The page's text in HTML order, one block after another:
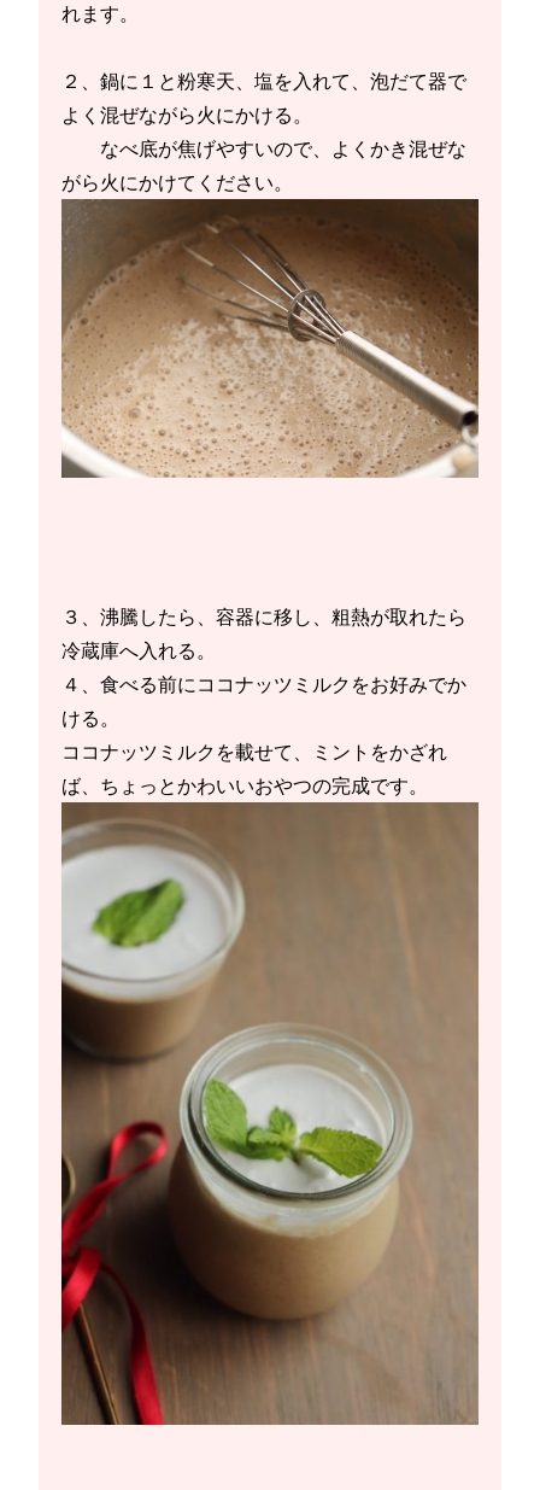
れます。
２、鍋に１と粉寒天、塩を入れて、泡だて器で
よく混ぜながら火にかける。
なべ底が焦げやすいので、よくかき混ぜな
がら火にかけてください。
３、沸騰したら、容器に移し、粗熱が取れたら
冷蔵庫へ入れる。
４、食べる前にココナッツミルクをお好みでか
ける。
ココナッツミルクを載せて、ミントをかざれ
ば、ちょっとかわいいおやつの完成です。